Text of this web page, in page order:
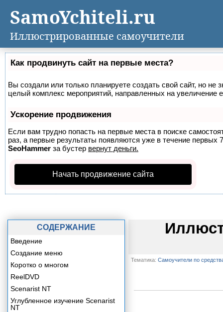
Как продвинуть сайт на первые места?
Вы создали или только планируете создать свой сайт, но не
целый комплекс мероприятий, направленных на увеличение
Ускорение продвижения
Если вам трудно попасть на первые места в поиске
раз, а первые результаты появляются уже в течение первых
SeoHammer за бустер вернут деньги.
Начать продвижение сайта
Тематика: Самоучители по
СОДЕРЖАНИЕ
Введение
Создание меню
Коротко о многом
ReelDVD
Scenarist NT
Углубленное изучение Scenarist
NT
SamoYchiteli.ru
Иллюстрированные самоучители